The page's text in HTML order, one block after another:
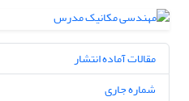
مقالات آماده انتشار
شماره جاری